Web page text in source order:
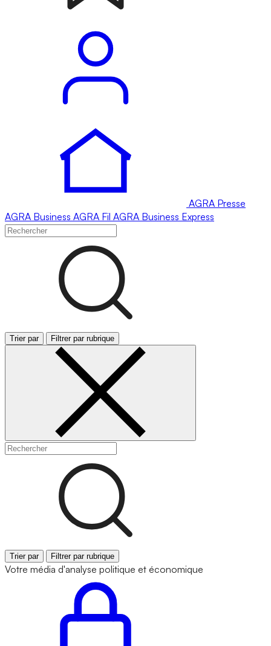
AGRA Presse
AGRA Business AGRA Fil AGRA Business Express
Trier par Filtrer par rubrique
Trier par Filtrer par rubrique
Votre média d'analyse politique et économique